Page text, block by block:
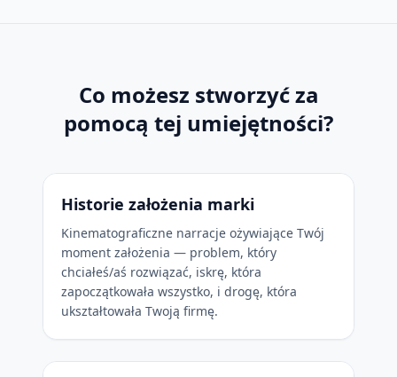
Co możesz stworzyć za
pomocą tej umiejętności?
Historie założenia marki
Kinematograficzne narracje ożywiające Twój
moment założenia — problem, który
chciałeś/aś rozwiązać, iskrę, która
zapoczątkowała wszystko, i drogę, która
ukształtowała Twoją firmę.